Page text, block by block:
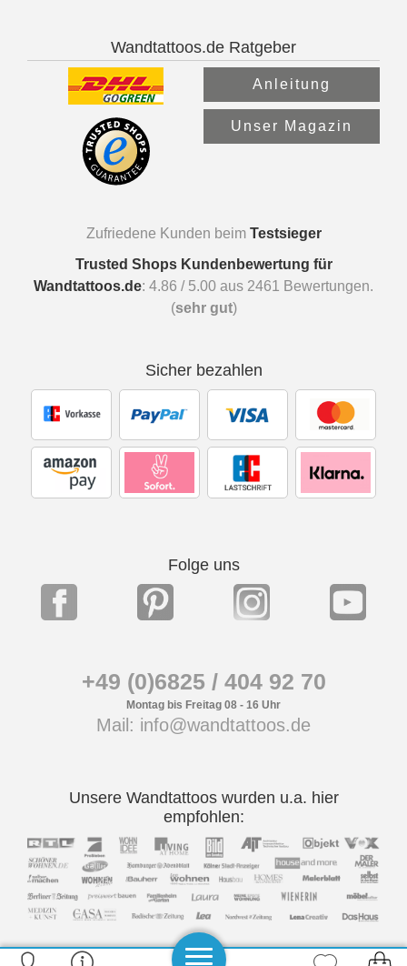
Wandtattoos.de Ratgeber
Anleitung
Unser Magazin
Zufriedene Kunden beim Testsieger
Trusted Shops Kundenbewertung für
Wandtattoos.de: 4.86 / 5.00 aus 2461
Bewertungen.
(sehr gut)
Sicher bezahlen
Folge uns
+49 (0)6825 / 404 92 70
Montag bis Freitag 08 - 16 Uhr
Mail: info@wandtattoos.de
Unsere Wandtattoos wurden u.a. hier
empfohlen: